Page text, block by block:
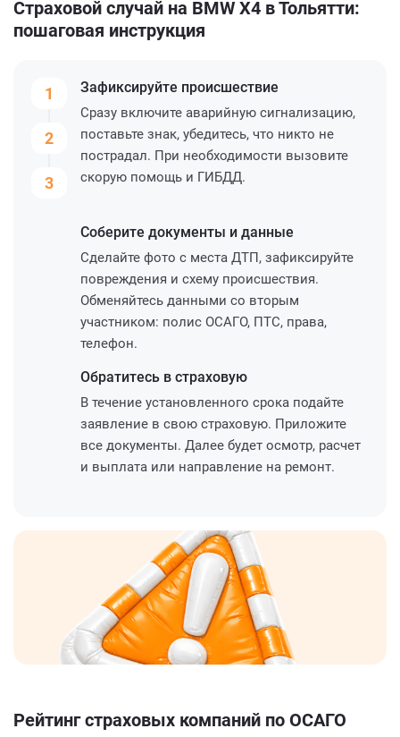
Страховой случай на BMW X4 в Тольятти:
пошаговая инструкция
1
2
3
Зафиксируйте происшествие
Сразу включите аварийную сигнализацию,
поставьте знак, убедитесь, что никто не
пострадал. При необходимости вызовите
скорую помощь и ГИБДД.
Соберите документы и данные
Сделайте фото с места ДТП, зафиксируйте
повреждения и схему происшествия.
Обменяйтесь данными со вторым
участником: полис ОСАГО, ПТС, права,
телефон.
Обратитесь в страховую
В течение установленного срока подайте
заявление в свою страховую. Приложите
все документы. Далее будет осмотр, расчет
и выплата или направление на ремонт.
Рейтинг страховых компаний по ОСАГО